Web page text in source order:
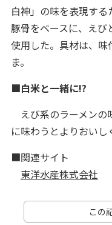
白神」の味を表現す
豚骨をベースに、えび
使用した。具材は、味
ま。
■白米と一緒に!?
えび系のラーメンの
に味わうとよりおいし
■関連サイト
東洋水産株式会社
この